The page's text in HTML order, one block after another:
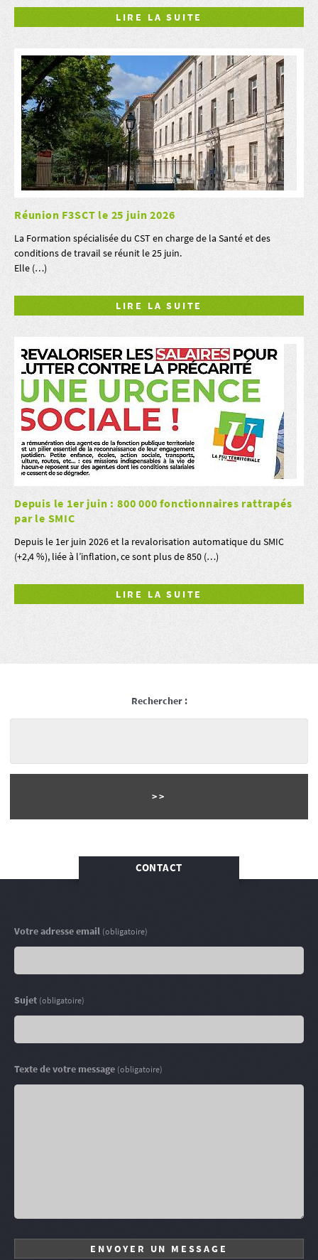
LIRE LA SUITE
Réunion F3SCT le 25 juin 2026
La Formation spécialisée du CST en charge de la Santé et des
conditions de travail se réunit le 25 juin.
Elle (…)
LIRE LA SUITE
Depuis le 1er juin : 800 000 fonctionnaires rattrapés
par le SMIC
Depuis le 1er juin 2026 et la revalorisation automatique du SMIC
(+2,4 %), liée à l’inflation, ce sont plus de 850 (…)
LIRE LA SUITE
Rechercher :
CONTACT
Votre adresse email (obligatoire)
Sujet (obligatoire)
Texte de votre message (obligatoire)